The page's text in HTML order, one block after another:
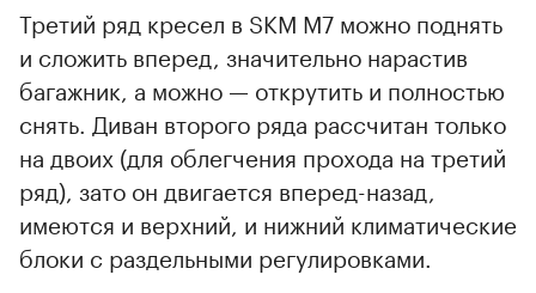
Третий ряд кресел в SKM M7 можно поднять
и сложить вперед, значительно нарастив
багажник, а можно — открутить и полностью
снять. Диван второго ряда рассчитан только
на двоих (для облегчения прохода на третий
ряд), зато он двигается вперед-назад,
имеются и верхний, и нижний климатические
блоки с раздельными регулировками.